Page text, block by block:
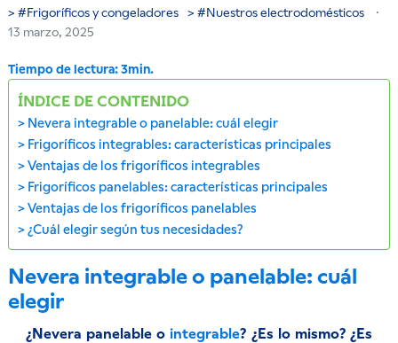
Frigoríficos y congeladores Nuestros electrodomésticos
·
13 marzo, 2025
ÍNDICE DE CONTENIDO
Nevera integrable o panelable: cuál elegir
Frigoríficos integrables: características principales
Ventajas de los frigoríficos integrables
Frigoríficos panelables: características principales
Ventajas de los frigoríficos panelables
¿Cuál elegir según tus necesidades?
Nevera integrable o panelable: cuál
elegir
¿Nevera panelable ointegrable? ¿Es lo mismo? ¿Es